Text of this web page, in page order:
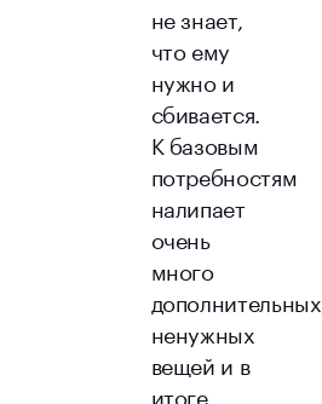
не знает,
что ему
нужно и
сбивается.
К базовым
потребностям
налипает
очень
много
дополнительных,
ненужных
вещей и в
итоге